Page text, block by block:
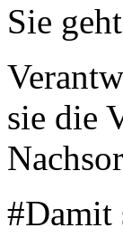
Sie
sie die
#Damit